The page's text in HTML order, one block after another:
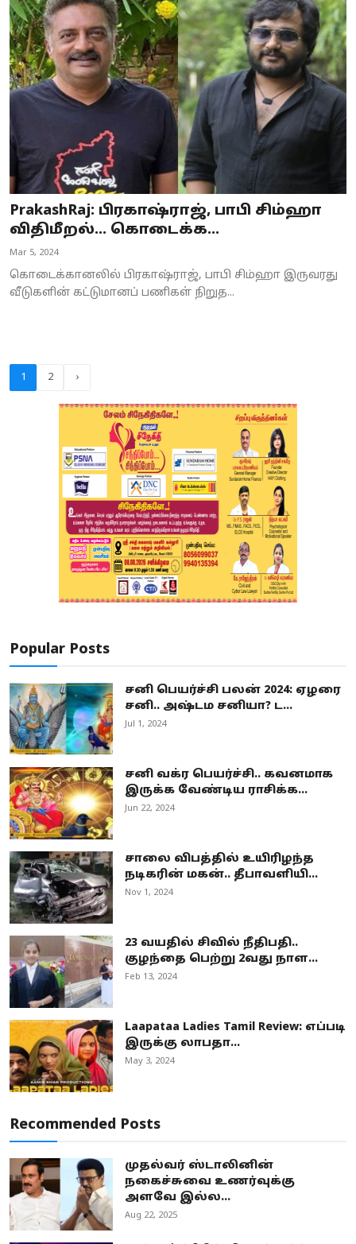
PrakashRaj: பிரகாஷ்ராஜ், பாபி சிம்ஹா
விதிமீறல்… கொடைக்க...
Mar 5, 2024
கொடைக்கானலில் பிரகாஷ்ராஜ், பாபி சிம்ஹா இருவரது
வீடுகளின் கட்டுமானப் பணிகள் நிறுத...
1 2 ›
Popular Posts
சனி பெயர்ச்சி பலன் 2024: ஏழரை
சனி.. அஷ்டம சனியா? ட...
Jul 1, 2024
சனி வக்ர பெயர்ச்சி.. கவனமாக
இருக்க வேண்டிய ராசிக்க...
Jun 22, 2024
சாலை விபத்தில் உயிரிழந்த
நடிகரின் மகன்.. தீபாவளியி...
Nov 1, 2024
23 வயதில் சிவில் நீதிபதி..
குழந்தை பெற்று 2வது நாள...
Feb 13, 2024
Laapataa Ladies Tamil Review: எப்படி
இருக்கு லாபதா...
May 3, 2024
Recommended Posts
முதல்வர் ஸ்டாலினின்
நகைச்சுவை உணர்வுக்கு
அளவே இல்ல...
Aug 22, 2025